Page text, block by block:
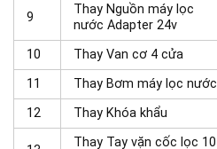
9
Thay Nguồn máy lọc
nước Adapter 24v
10 Thay Van cơ 4 cửa
11
Thay Bơm máy lọc nước
12
Thay Khóa khẩu
Thay Tay vặn cốc lọc 10